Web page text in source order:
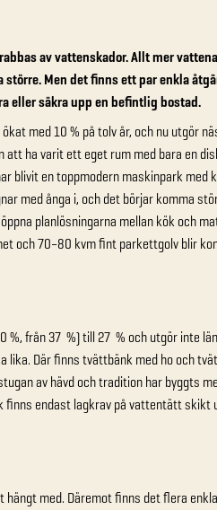
av vattenskador. Allt mer
Men det finns ett par enkla
eller säkra upp en befintlig bostad.
med 10 % på tolv år, och nu utgör
ha varit ett eget rum med bara en
blivit en toppmodern maskinpark med
med ånga i, och det börjar komma
planlösningarna mellan kök och
och 70–80 kvm fint parkettgolv blir
från 37 %) till 27 % och utgör inte
lika. Där finns tvättbänk med ho och
av hävd och tradition har byggts
finns endast lagkrav på vattentätt skikt
med. Däremot finns det flera